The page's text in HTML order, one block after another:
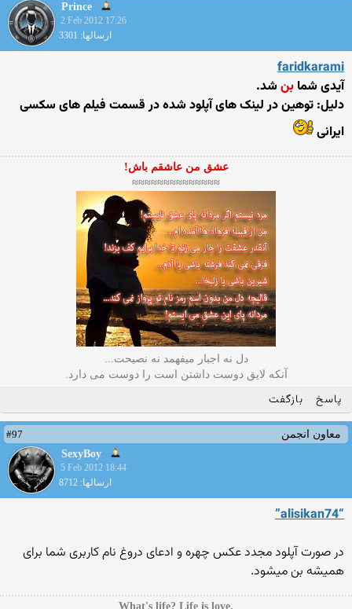
Prince
2 Feb 2012 17:26
ارسالها: 3301
faridkarami
آیدی شما بنشد.
دلیل: توهین در لینک های آپلود شده در قسمت فیلم های سکسی
ایرانی
عشق من عاشقم باش!
≈≈≈≈≈≈≈≈≈≈≈≈≈≈
دل نه اجبار میفهمد نه نصیحت...
آنکه لایق دوست داشتن است را دوست می دارد.
پاسخ بازگفت
معاون انجمن
#97
SexyBoy
5 Feb 2012 18:44
ارسالها: 8712
“alisikan74”
در صورت آپلود مجدد عکس چهره و ادعای دروغ نام کاربری شما برای
همیشه بن میشود.
.What's life? Life is love